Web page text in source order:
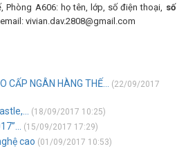
A606: họ tên, lớp, số điện thoại, số
vivian.dav.2808@gmail.com
CẤP NGÂN HÀNG THẾ...
(22/09/2017
(18/09/2017 10:25)
(15/09/2017 17:29)
cao (01/09/2017 10:53)